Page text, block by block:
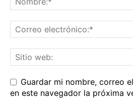
Guardar mi nombre, correo
en este navegador la próxima